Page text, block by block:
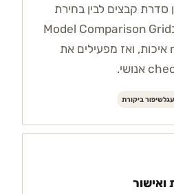
סדרת קבצים לבין בחירת
כלי. משתמשים בModel Comparison Grid
כדי להכין rubric איכות, ואז מפעילים את
ביקורת
ואישור